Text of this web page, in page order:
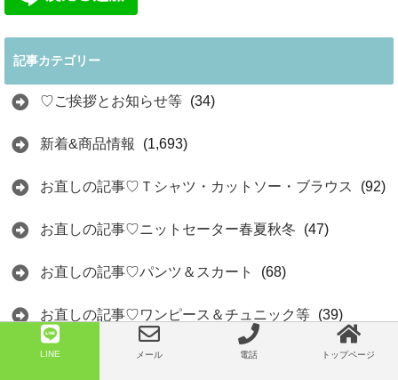
記事カテゴリー
♡ご挨拶とお知らせ等 (34)
新着&商品情報 (1,693)
お直しの記事♡Ｔシャツ・カットソー・ブラウス (92)
お直しの記事♡ニットセーター春夏秋冬 (47)
お直しの記事♡パンツ＆スカート (68)
お直しの記事♡ワンピース＆チュニック等 (39)
お直しの記事♡ニットカーディガン
LINE メール 電話 トップページ